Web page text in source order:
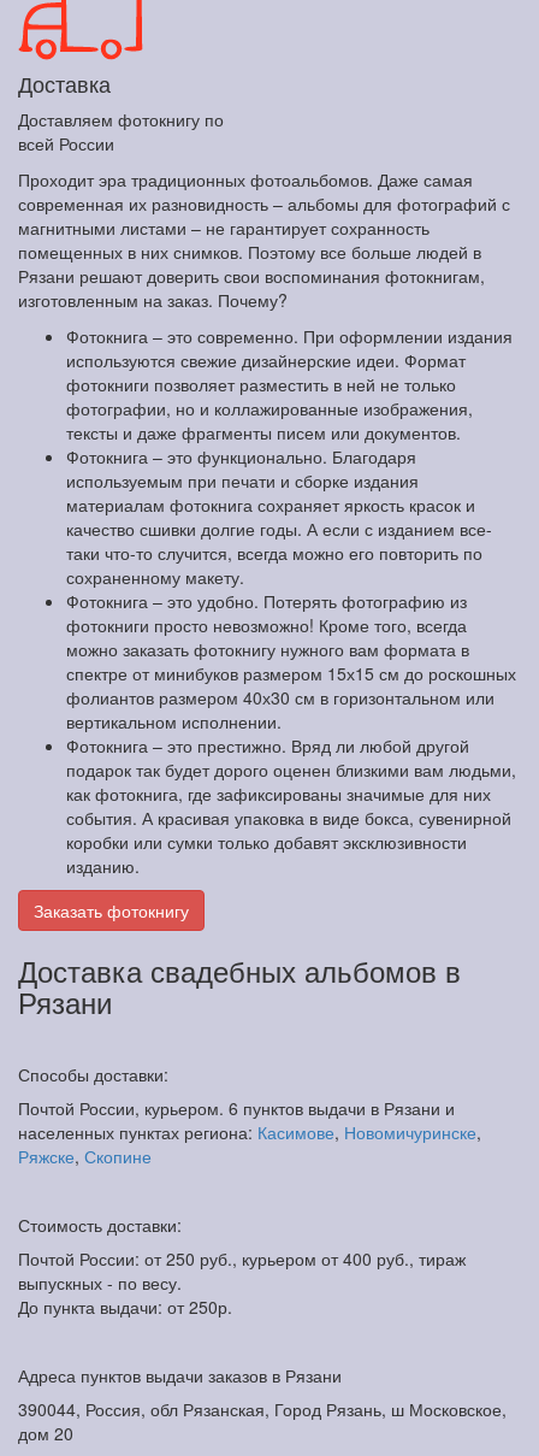
Доставка
Доставляем фотокнигу по
всей России
Проходит эра традиционных фотоальбомов. Даже самая
современная их разновидность – альбомы для фотографий с
магнитными листами – не гарантирует сохранность
помещенных в них снимков. Поэтому все больше людей в
Рязани решают доверить свои воспоминания фотокнигам,
изготовленным на заказ. Почему?
Фотокнига – это современно. При оформлении издания
используются свежие дизайнерские идеи. Формат
фотокниги позволяет разместить в ней не только
фотографии, но и коллажированные изображения,
тексты и даже фрагменты писем или документов.
Фотокнига – это функционально. Благодаря
используемым при печати и сборке издания
материалам фотокнига сохраняет яркость красок и
качество сшивки долгие годы. А если с изданием все-
таки что-то случится, всегда можно его повторить по
сохраненному макету.
Фотокнига – это удобно. Потерять фотографию из
фотокниги просто невозможно! Кроме того, всегда
можно заказать фотокнигу нужного вам формата в
спектре от минибуков размером 15х15 см до роскошных
фолиантов размером 40х30 см в горизонтальном или
вертикальном исполнении.
Фотокнига – это престижно. Вряд ли любой другой
подарок так будет дорого оценен близкими вам людьми,
как фотокнига, где зафиксированы значимые для них
события. А красивая упаковка в виде бокса, сувенирной
коробки или сумки только добавят эксклюзивности
изданию.
Заказать фотокнигу
Доставка свадебных альбомов в
Рязани
Способы доставки:
Почтой России, курьером. 6 пунктов выдачи в Рязани и
населенных пунктах региона: Касимове, Новомичуринске,
Ряжске, Скопине
Стоимость доставки:
Почтой России: от 250 руб., курьером от 400 руб., тираж
выпускных - по весу.
До пункта выдачи: от 250р.
Адреса пунктов выдачи заказов в Рязани
390044, Россия, обл Рязанская, Город Рязань, ш Московское,
дом 20